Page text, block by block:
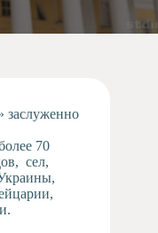
заслуженно
70
сел,